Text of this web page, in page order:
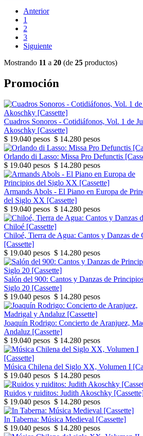
Anterior
1
2
3
Siguiente
Mostrando 11 a 20 (de 25 productos)
Promoción
Cuadros Sonoros - Cotidiáfonos, Vol. 1 de
Akoschky [Cassette]
$ 19.040 pesos $ 14.280 pesos
Orlando di Lasso: Missa Pro Defunctis
$ 19.040 pesos $ 14.280 pesos
Armands Abols - El Piano en Europa de
del Siglo XX [Cassette]
$ 19.040 pesos $ 14.280 pesos
Chiloé, Tierra de Agua: Cantos y Danzas de
[Cassette]
$ 19.040 pesos $ 14.280 pesos
Salón del 900: Cantos y Danzas de
Siglo 20 [Cassette]
$ 19.040 pesos $ 14.280 pesos
Joaquín Rodrigo: Concierto de Aranjuez,
Andaluz [Cassette]
$ 19.040 pesos $ 14.280 pesos
Música Chilena del Siglo XX, Volumen I
$ 19.040 pesos $ 14.280 pesos
Ruidos y ruiditos: Judith Akoschky
$ 19.040 pesos $ 14.280 pesos
In Taberna: Música Medieval [Cassette]
$ 19.040 pesos $ 14.280 pesos